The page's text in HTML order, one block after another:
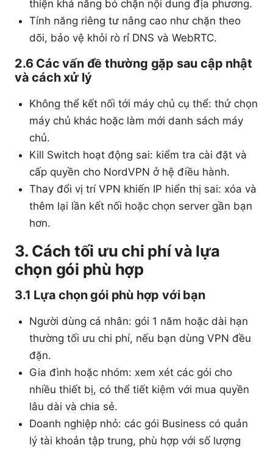
thiện khả năng bỏ chặn nội dung địa phương.
Tính năng riêng tư nâng cao như chặn theo
dõi, bảo vệ khỏi rò rỉ DNS và WebRTC.
2.6 Các vấn đề thường gặp sau cập nhật
và cách xử lý
Không thể kết nối tới máy chủ cụ thể: thử chọn
máy chủ khác hoặc làm mới danh sách máy
chủ.
Kill Switch hoạt động sai: kiểm tra cài đặt và
cấp quyền cho NordVPN ở hệ điều hành.
Thay đổi vị trí VPN khiến IP hiển thị sai: xóa và
thêm lại lần kết nối hoặc chọn server gần bạn
hơn.
3. Cách tối ưu chi phí và lựa
chọn gói phù hợp
3.1 Lựa chọn gói phù hợp với bạn
Người dùng cá nhân: gói 1 năm hoặc dài hạn
thường tối ưu chi phí, nếu bạn dùng VPN đều
đặn.
Gia đình hoặc nhóm: xem xét các gói cho
nhiều thiết bị, có thể tiết kiệm với mua quyền
lâu dài và chia sẻ.
Doanh nghiệp nhỏ: các gói Business có quản
lý tài khoản tập trung, phù hợp với số lượng